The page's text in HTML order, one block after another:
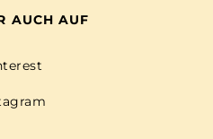
AUCH AUF